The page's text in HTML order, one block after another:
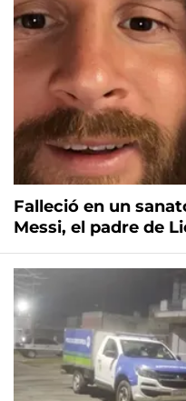
Falleció en un
Messi, el padre de